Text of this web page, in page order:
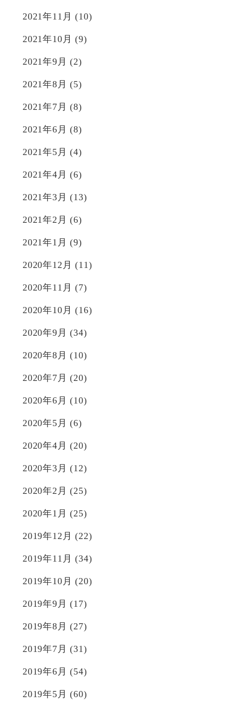
2021年11月 (10)
2021年10月 (9)
2021年9月 (2)
2021年8月 (5)
2021年7月 (8)
2021年6月 (8)
2021年5月 (4)
2021年4月 (6)
2021年3月 (13)
2021年2月 (6)
2021年1月 (9)
2020年12月 (11)
2020年11月 (7)
2020年10月 (16)
2020年9月 (34)
2020年8月 (10)
2020年7月 (20)
2020年6月 (10)
2020年5月 (6)
2020年4月 (20)
2020年3月 (12)
2020年2月 (25)
2020年1月 (25)
2019年12月 (22)
2019年11月 (34)
2019年10月 (20)
2019年9月 (17)
2019年8月 (27)
2019年7月 (31)
2019年6月 (54)
2019年5月 (60)